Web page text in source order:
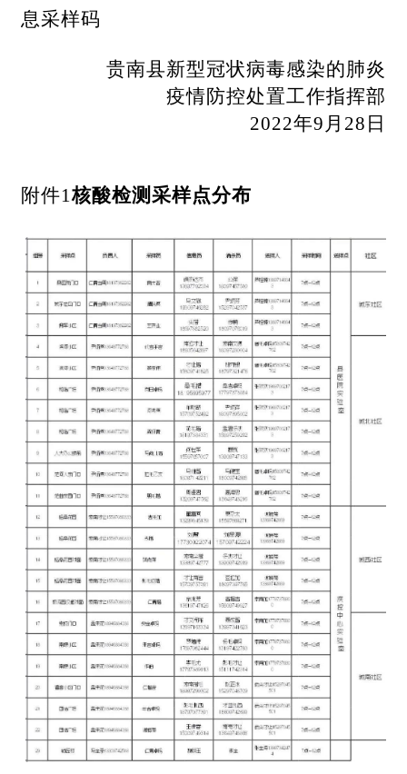
息采样码
贵南县新型冠状病毒感染的肺炎
疫情防控处置工作指挥部
2022年9月28日
附件1核酸检测采样点分布